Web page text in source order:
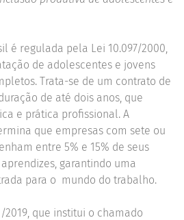
é regulada pela Lei 10.097/2000,
de adolescentes e jovens
Trata-se de um contrato de
de até dois anos, que
e prática profissional. A
que empresas com sete ou
entre 5% e 15% de seus
garantindo uma
para o mundo do trabalho.
2019, que institui o chamado